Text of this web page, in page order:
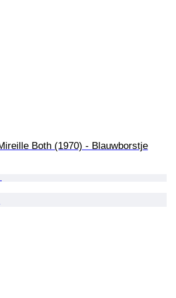
Both (1970) - Blauwborstje